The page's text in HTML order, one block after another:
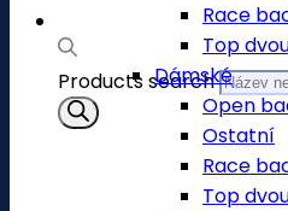
Products search
Race
Top
Dámské
Open
Ostatní
Race
Top